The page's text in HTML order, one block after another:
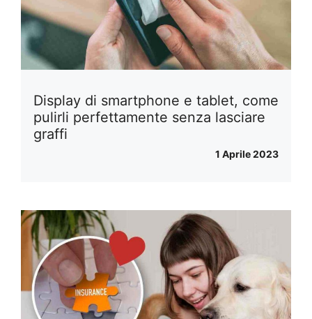
Display di smartphone e tablet, come
pulirli perfettamente senza lasciare
graffi
1 Aprile 2023